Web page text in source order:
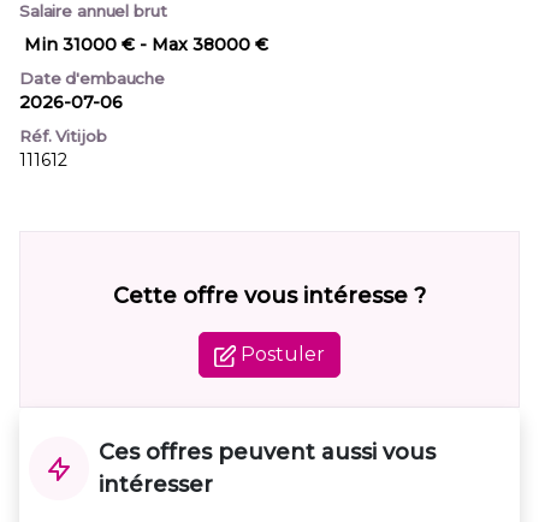
Salaire annuel brut
Min 31000 € - Max 38000 €
Date d'embauche
2026-07-06
Réf. Vitijob
111612
Cette offre vous intéresse ?
Postuler
Ces offres peuvent aussi vous
intéresser